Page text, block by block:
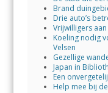
Brand
Drie auto’s
Vrijwilligers
Koeling nodig
Velsen
Gezellige
Japan in
Een
Help mee bij